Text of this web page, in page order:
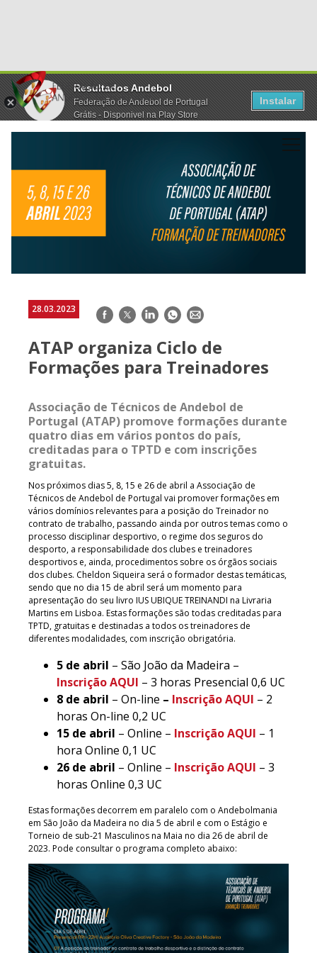
Resultados Andebol
Federação de Andebol de Portugal
Grátis - Disponivel na Play Store
Instalar
28.03.2023 Facebook
TwitterLinkedInWhatsApp
E-
ATAP organiza Ciclo de
Formações para Treinadores
Associação de Técnicos de Andebol de
Portugal (ATAP) promove formações durante
quatro dias em vários pontos do país,
creditadas para o TPTD e com inscrições
gratuitas.
Nos próximos dias 5, 8, 15 e 26 de abril a Associação de
Técnicos de Andebol de Portugal vai promover formações em
vários domínios relevantes para a posição do Treinador no
contrato de trabalho, passando ainda por outros temas como o
processo disciplinar desportivo, o regime dos seguros do
desporto, a responsabilidade dos clubes e treinadores
desportivos e, ainda, procedimentos sobre os órgãos sociais
dos clubes. Cheldon Siqueira será o formador destas temáticas,
sendo que no dia 15 de abril será um momento para
apresentação do seu livro IUS UBIQUE TREINANDI na Livraria
Martins em Lisboa. Estas formações são todas creditadas para
TPTD, gratuitas e destinadas a todos os treinadores de
diferentes modalidades, com inscrição obrigatória.
5 de abril – São João da Madeira –
Inscrição AQUI – 3 horas Presencial 0,6 UC
8 de abril – On-line – Inscrição AQUI – 2
horas On-line 0,2 UC
15 de abril – Online – Inscrição AQUI – 1
hora Online 0,1 UC
26 de abril – Online – Inscrição AQUI – 3
horas Online 0,3 UC
Estas formações decorrem em paralelo com o Andebolmania
em São João da Madeira no dia 5 de abril e com o Estágio e
Torneio de sub-21 Masculinos na Maia no dia 26 de abril de
2023. Pode consultar o programa completo abaixo: